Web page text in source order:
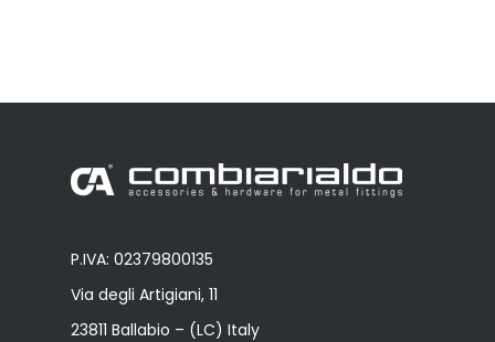
P.IVA: 02379800135
Via degli Artigiani, 11
23811 Ballabio – (LC) Italy